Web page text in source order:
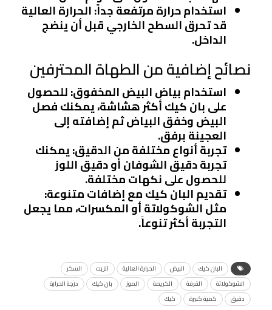
استخدام حرارة مرتفعة جداً: الحرارة العالية
قد تحرق السطح الخارجي قبل أن ينضج
الداخل.
نصائح إضافية من الطهاة المحترفين
استخدام بياض البيض المخفوق: للحصول
على بان كيك أكثر هشاشة، يمكنك فصل
البيض وخفق البياض ثم إضافته إلى
العجينة برفق.
تجربة أنواع مختلفة من الدقيق: يمكنك
تجربة دقيق الشوفان أو دقيق اللوز
للحصول على نكهات مختلفة.
تقديم البان كيك مع إضافات متنوعة:
مثل الشوكولاتة أو المكسرات، مما يجعل
التجربة أكثر تنوعاً.
البان كيك البيض الحرارة العالية الزيت
السكر
الشوكولاتة
القرفة الكريمة الموز بان كيك
درجة الحرارة
دقيق
كمية كبيرة كيك